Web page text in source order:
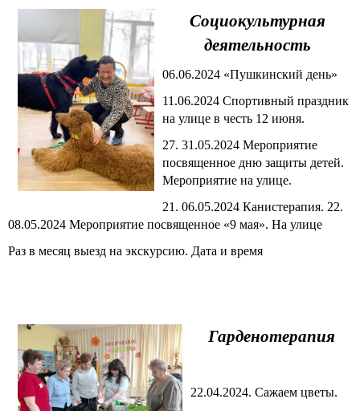
Социокультурная
деятельность
06.06.2024 «Пушкинский день»
11.06.2024 Спортивный праздник
на улице в честь 12 июня.
27. 31.05.2024 Мероприятие
посвященное дню защиты детей.
Мероприятие на улице.
21. 06.05.2024 Канистерапия. 22.
08.05.2024 Мероприятие посвященное «9 мая». На улице
Раз в месяц выезд на экскурсию. Дата и время
Гарденотерапия
22.04.2024. Сажаем цветы.